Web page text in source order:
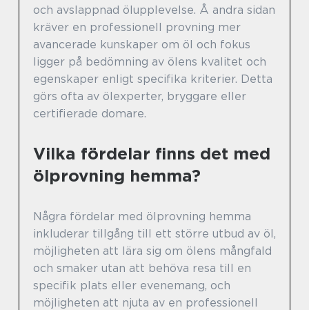
och avslappnad ölupplevelse. Å andra sidan
kräver en professionell provning mer
avancerade kunskaper om öl och fokus
ligger på bedömning av ölens kvalitet och
egenskaper enligt specifika kriterier. Detta
görs ofta av ölexperter, bryggare eller
certifierade domare.
Vilka fördelar finns det med
ölprovning hemma?
Några fördelar med ölprovning hemma
inkluderar tillgång till ett större utbud av öl,
möjligheten att lära sig om ölens mångfald
och smaker utan att behöva resa till en
specifik plats eller evenemang, och
möjligheten att njuta av en professionell